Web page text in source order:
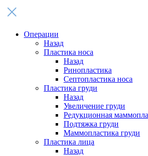
Операции
Назад
Пластика носа
Назад
Ринопластика
Септопластика носа
Пластика груди
Назад
Увеличение груди
Редукционная
Подтяжка груди
Маммопластика груди
Пластика лица
Назад